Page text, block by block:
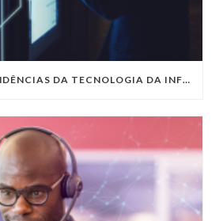
QUAIS SÃO AS TENDÊNCIAS DA TECNOLOGIA DA INFORMAÇÃO PARA 2023?